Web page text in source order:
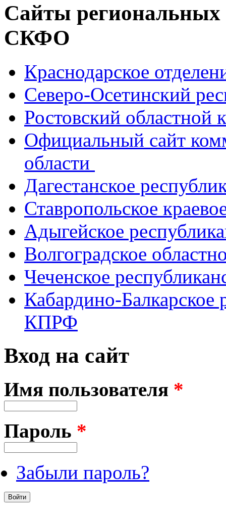
Сайты
СКФО
Краснодарское
Северо-Осетинский
Ростовский
Официальный сайт
области
Дагестанское
Ставропольское
Адыгейское
Волгоградское
Чеченское
Кабардино-Балкарское
КПРФ
Вход на сайт
Имя пользователя *
Пароль *
Забыли пароль?